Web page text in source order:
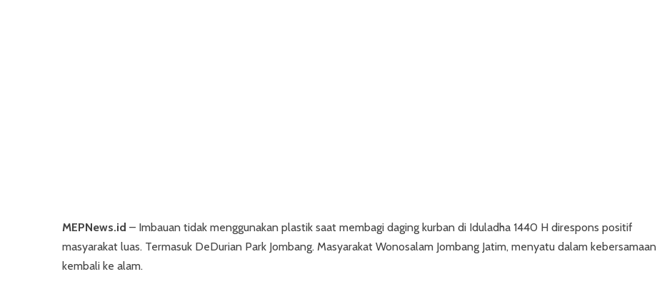
MEPNews.id – Imbauan tidak menggunakan plastik saat membagi daging kurban di Iduladha 1440 H direspons positif
masyarakat luas. Termasuk DeDurian Park Jombang. Masyarakat Wonosalam Jombang Jatim, menyatu dalam kebersamaan
kembali ke alam.